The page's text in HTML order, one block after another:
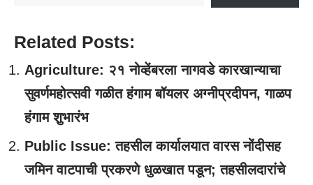
Related Posts:
Agriculture: २१ नोव्हेंबरला नागवडे कारखान्याचा
सुवर्णमहोत्सवी गळीत हंगाम बॉयलर अग्नीप्रदीपन, गाळप
हंगाम शु़भारंभ
Public Issue: तहसील कार्यालयात वारस नोंदीसह
जमिन वाटपाची प्रकरणे धुळखात पडून; तहसीलदारांचे